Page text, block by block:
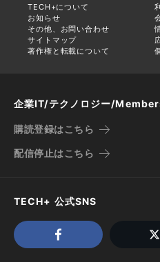
TECH+について
お知らせ
その他、お問い合わせ
サイトマップ
著作権と転載について
企業IT/テクノロジー/
購読登録はこちら
配信停止はこちら
TECH+ 公式SNS